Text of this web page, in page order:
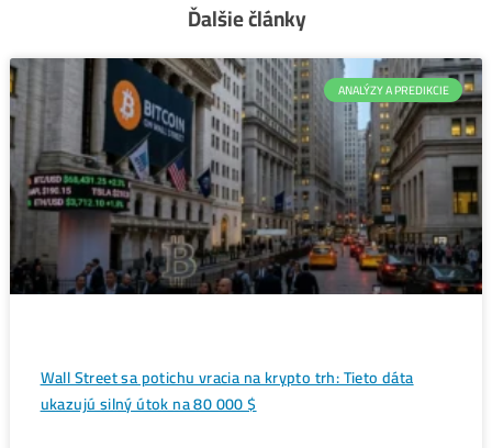
Vzniká nové obrovské dátové
centrum zamerané aj na ťažbu
kryptomien
Donald Trump priznal rastúcu
popularitu Bitcoinu→